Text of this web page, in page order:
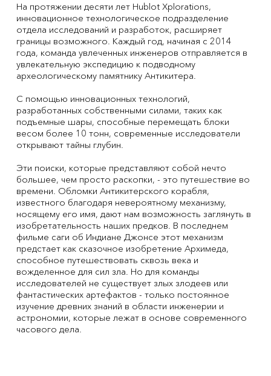
На протяжении десяти лет Hublot Xplorations,
инновационное технологическое подразделение
отдела исследований и разработок, расширяет
границы возможного. Каждый год, начиная с 2014
года, команда увлеченных инженеров отправляется в
увлекательную экспедицию к подводному
археологическому памятнику Антикитера.
С помощью инновационных технологий,
разработанных собственными силами, таких как
подъемные шары, способные перемещать блоки
весом более 10 тонн, современные исследователи
открывают тайны глубин.
Эти поиски, которые представляют собой нечто
большее, чем просто раскопки, - это путешествие во
времени. Обломки Антикитерского корабля,
известного благодаря невероятному механизму,
носящему его имя, дают нам возможность заглянуть в
изобретательность наших предков. В последнем
фильме саги об Индиане Джонсе этот механизм
предстает как сказочное изобретение Архимеда,
способное путешествовать сквозь века и
вожделенное для сил зла. Но для команды
исследователей не существует злых злодеев или
фантастических артефактов - только постоянное
изучение древних знаний в области инженерии и
астрономии, которые лежат в основе современного
часового дела.